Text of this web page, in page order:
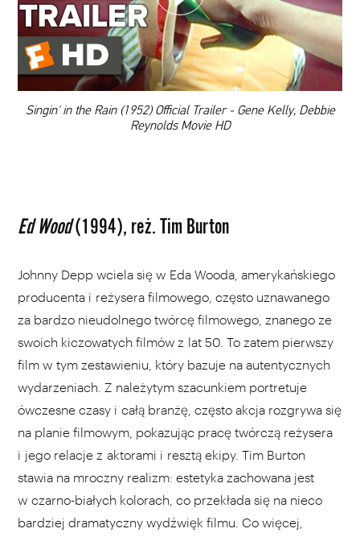
00:00
Singin' in the Rain (1952) Official Trailer - Gene Kelly, Debbie
Reynolds Movie HD
DODAJ TEN FILM DO PLAYLISTY
Ed Wood(1994), reż. Tim Burton
Johnny Depp wciela się w Eda Wooda, amerykańskiego
producenta i reżysera filmowego, często uznawanego
za bardzo nieudolnego twórcę filmowego, znanego ze
swoich kiczowatych filmów z lat 50. To zatem pierwszy
film w tym zestawieniu, który bazuje na autentycznych
wydarzeniach. Z należytym szacunkiem portretuje
ówczesne czasy i całą branżę, często akcja rozgrywa się
na planie filmowym, pokazując pracę twórczą reżysera
i jego relacje z aktorami i resztą ekipy. Tim Burton
stawia na mroczny realizm: estetyka zachowana jest
w czarno-białych kolorach, co przekłada się na nieco
bardziej dramatyczny wydźwięk filmu. Co więcej,